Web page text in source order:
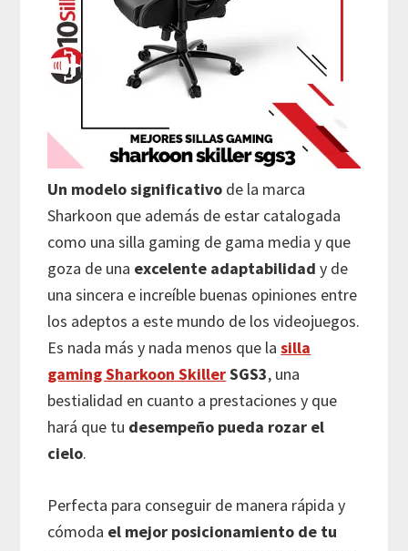
Un modelo significativo de la marca
Sharkoon que además de estar catalogada
como una silla gaming de gama media y que
goza de una excelente adaptabilidad y de
una sincera e increíble buenas opiniones entre
los adeptos a este mundo de los videojuegos.
Es nada más y nada menos que lasilla
gaming Sharkoon SkillerSGS3, una
bestialidad en cuanto a prestaciones y que
hará que tu desempeño pueda rozar el
cielo.
Perfecta para conseguir de manera rápida y
cómoda el mejor posicionamiento de tu